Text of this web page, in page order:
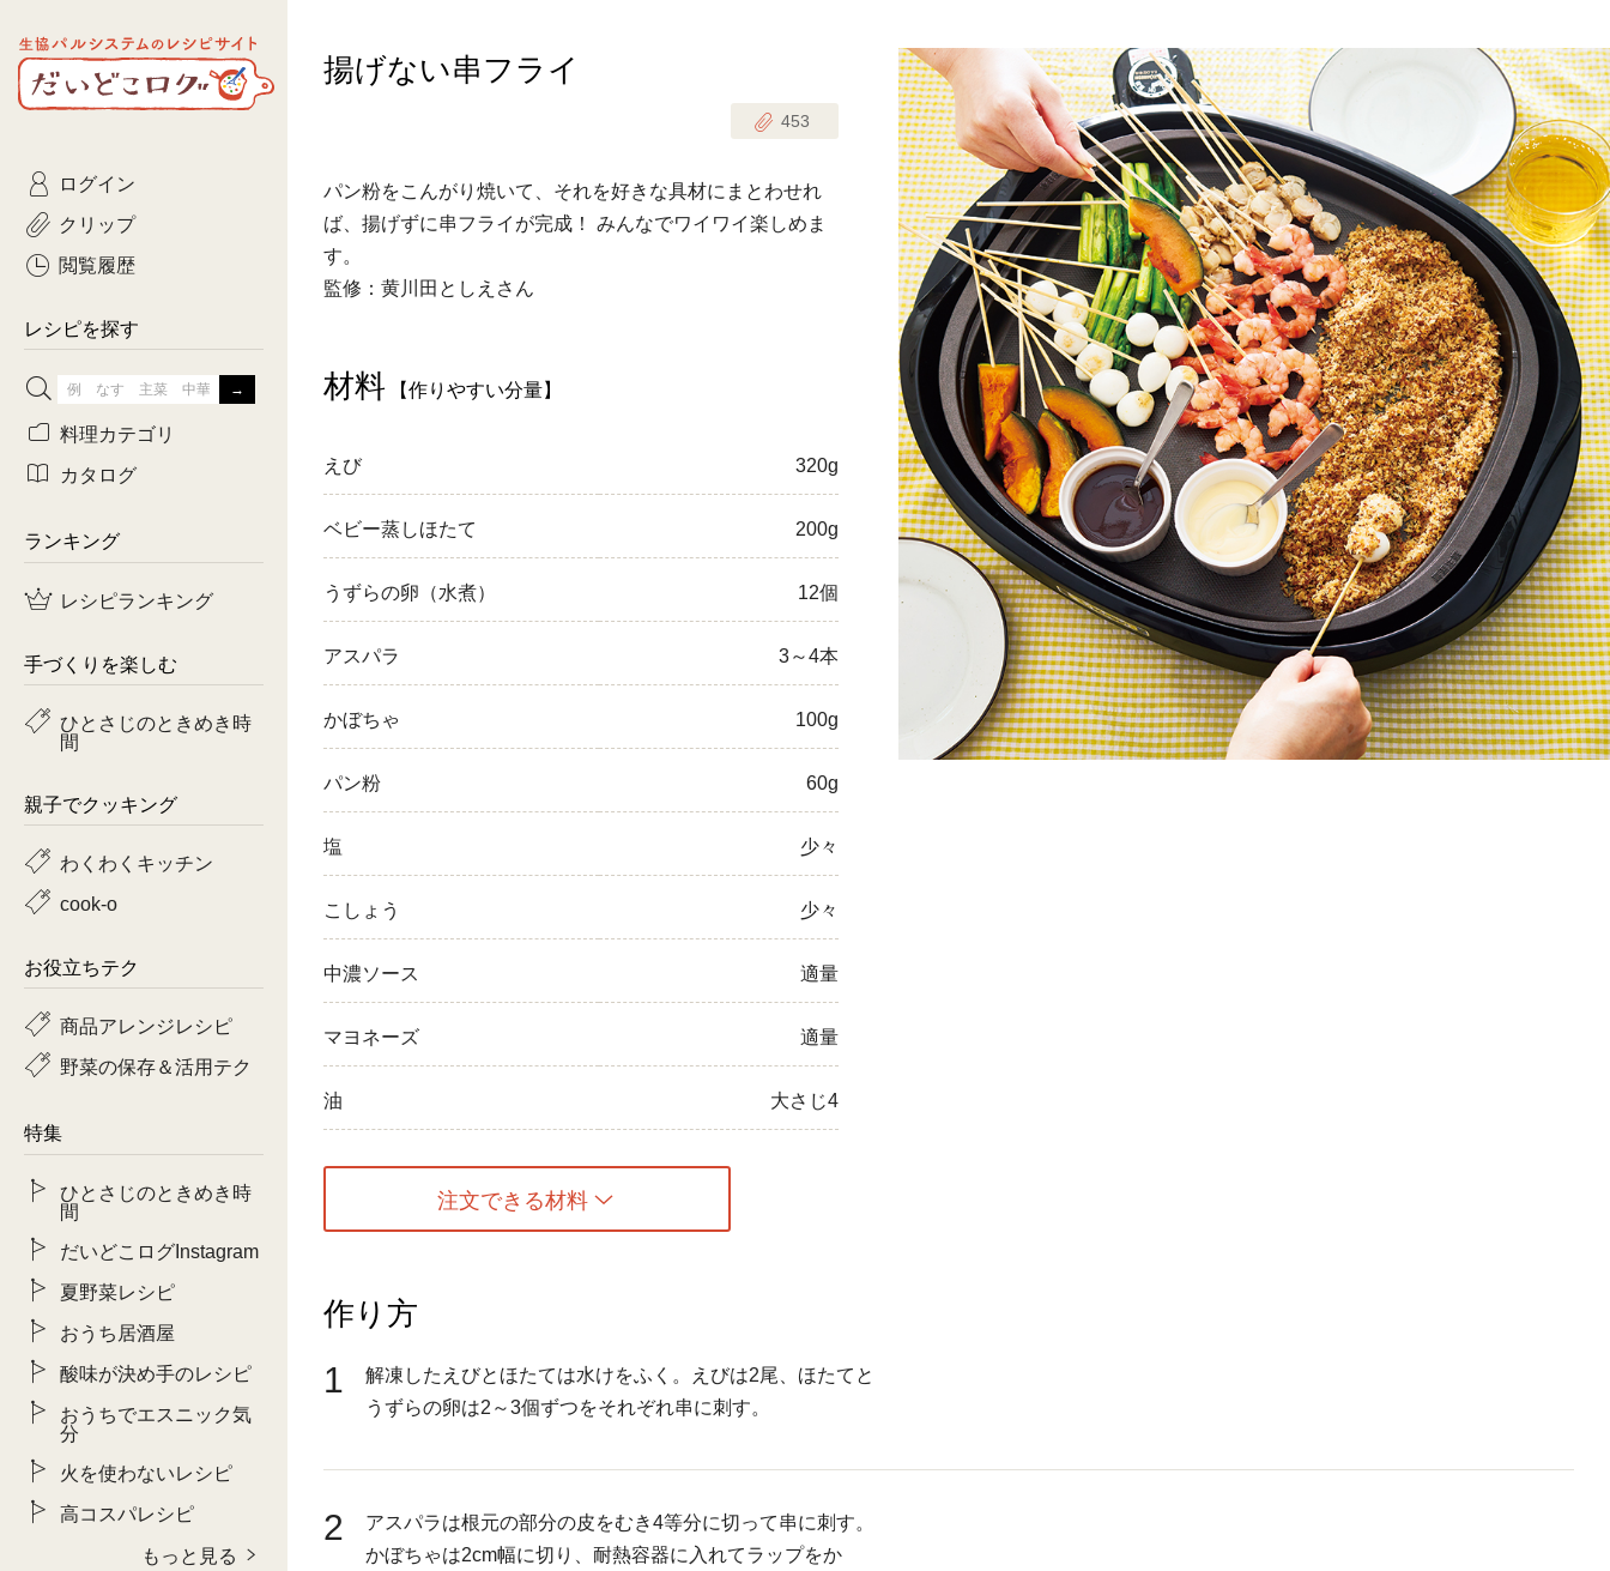
生協パルシステムのレシピ
サイト
だいどこログ
揚げない串フライ
453
パン粉をこんがり焼いて、それを好きな具材にまとわせれ
ば、揚げずに串フライが完成！ みんなでワイワイ楽しめま
す。
監修：黄川田としえさん
材料 【作りやすい分量】
えび 320g
ベビー蒸しほたて 200g
うずらの卵（水煮） 12個
アスパラ 3～4本
かぼちゃ 100g
パン粉 60g
塩 少々
こしょう 少々
中濃ソース 適量
マヨネーズ 適量
油 大さじ4
注文できる材料
作り方
1
解凍したえびとほたては水けをふく。えびは2尾、ほたてと
うずらの卵は2～3個ずつをそれぞれ串に刺す。
2
アスパラは根元の部分の皮をむき4等分に切って串に刺す。
かぼちゃは2cm幅に切り、耐熱容器に入れてラップをか
ログイン
クリップ
閲覧履歴
レシピを探す
ひとさじのときめき時間
おきらくだ 1歳半からの幼児食
3日分ごはんセット（3人分）
牛肉
ピーマン なす
料理カテゴリ
主菜
常備菜・作りおき お弁当
カタログ
コトコト
yumyumいっしょごはん
ランキング
レシピランキング
手づくりを楽しむ
ひとさじのときめき時
間
親子でクッキング
わくわくキッチン
cook-o
お役立ちテク
商品アレンジレシピ
野菜の保存＆活用テク
特集
ひとさじのときめき時
間
だいどこログInstagram
夏野菜レシピ
おうち居酒屋
酸味が決め手のレシピ
おうちでエスニック気
分
火を使わないレシピ
高コスパレシピ
もっと見る